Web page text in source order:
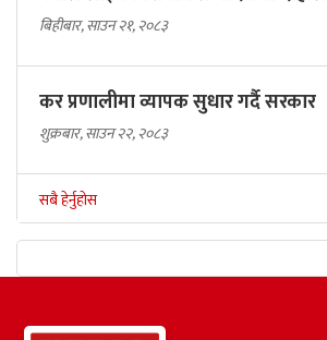
बिहीबार, साउन २१, २०८३
कर प्रणालीमा व्यापक सुधार गर्दै सरकार
शुक्रबार, साउन २२, २०८३
सबै हेर्नुहोस